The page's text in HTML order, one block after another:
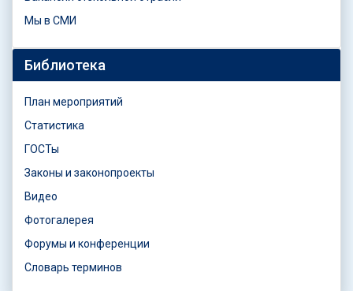
Мы в СМИ
Библиотека
План мероприятий
Статистика
ГОСТы
Законы и законопроекты
Видео
Фотогалерея
Форумы и конференции
Словарь терминов